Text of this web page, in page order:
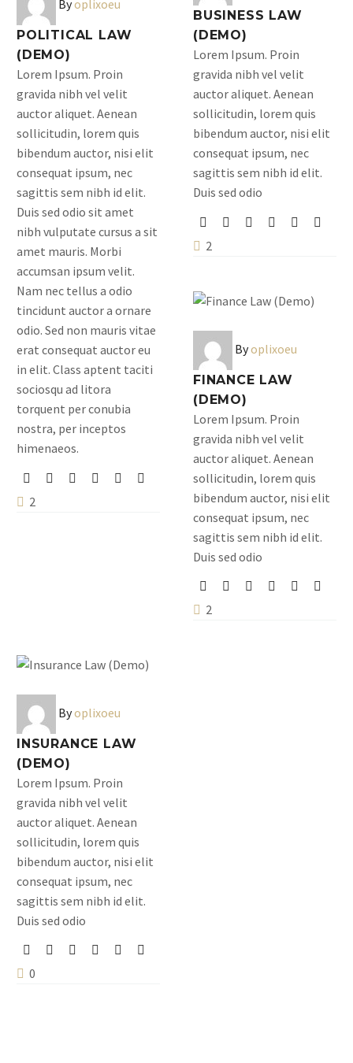
Byoplixoeu
POLITICAL LAW
(DEMO)
Lorem Ipsum. Proin
gravida nibh vel velit
auctor aliquet. Aenean
sollicitudin, lorem quis
bibendum auctor, nisi elit
consequat ipsum, nec
sagittis sem nibh id elit.
Duis sed odio sit amet
nibh vulputate cursus a sit
amet mauris. Morbi
accumsan ipsum velit.
Nam nec tellus a odio
tincidunt auctor a ornare
odio. Sed non mauris vitae
erat consequat auctor eu
in elit. Class aptent taciti
sociosqu ad litora
torquent per conubia
nostra, per inceptos
himenaeos.
2
BUSINESS LAW
(DEMO)
Lorem Ipsum. Proin
gravida nibh vel velit
auctor aliquet. Aenean
sollicitudin, lorem quis
bibendum auctor, nisi elit
consequat ipsum, nec
sagittis sem nibh id elit.
Duis sed odio
2
Byoplixoeu
FINANCE LAW
(DEMO)
Lorem Ipsum. Proin
gravida nibh vel velit
auctor aliquet. Aenean
sollicitudin, lorem quis
bibendum auctor, nisi elit
consequat ipsum, nec
sagittis sem nibh id elit.
Duis sed odio
2
Byoplixoeu
INSURANCE LAW
(DEMO)
Lorem Ipsum. Proin
gravida nibh vel velit
auctor aliquet. Aenean
sollicitudin, lorem quis
bibendum auctor, nisi elit
consequat ipsum, nec
sagittis sem nibh id elit.
Duis sed odio
0